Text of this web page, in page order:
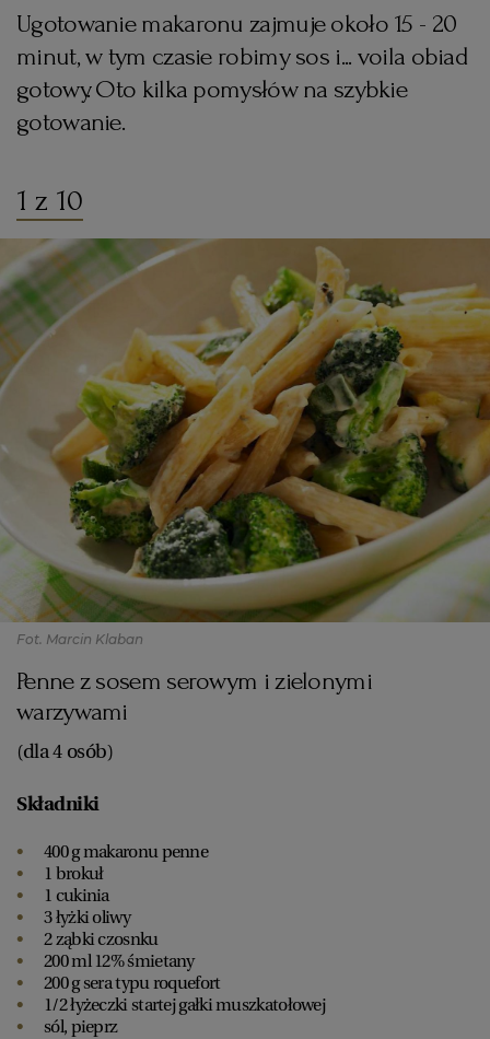
DOMOWE PRZETWORY
SOST, DIPY I INNE DODATKI
KUCHNIA MEKSYKAŃSKA
KUCHNIA INDYJSKA
GLIWICE
GORZÓW WIELKOPOLSKI
KIELCE
KOSZALIN
KRAKÓW
LUBLIN
ŁÓDŹ
OPOLE
WYBORCZA TV I VOD
TYLKO ZDROWIE
SŁÓWKA. MAGAZYN O JĘZYKU
BIQDATA
JUTRONAUCI
GAZETA.PL
TOK FM
SPORT.PL
PUBLIO.PL
KULTURALNYSKLEP.PL
ZDROWIE
Ugotowanie makaronu zajmuje około 15 - 20
minut, w tym czasie robimy sos i... voila obiad
gotowy. Oto kilka pomysłów na szybkie
gotowanie.
1 z 10
Fot. Marcin Klaban
Penne z sosem serowym i zielonymi
warzywami
(dla 4 osób)
Składniki
400 g makaronu penne
1 brokuł
1 cukinia
3 łyżki oliwy
2 ząbki czosnku
200 ml 12% śmietany
200 g sera typu roquefort
1/2 łyżeczki startej gałki muszkatołowej
sól, pieprz